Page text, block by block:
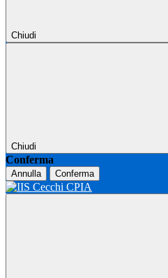
Chiudi
Chiudi
Conferma
Annulla Conferma